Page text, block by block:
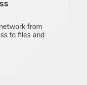
from
to files and